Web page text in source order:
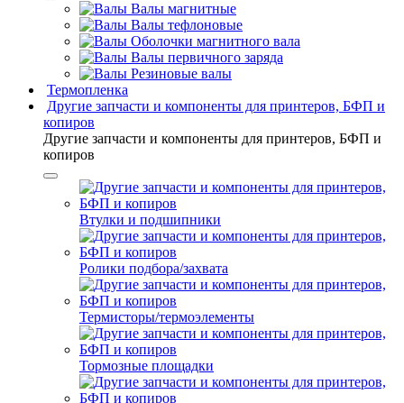
Валы магнитные
Валы тефлоновые
Оболочки магнитного вала
Валы первичного заряда
Резиновые валы
Термопленка
Другие запчасти и компоненты для принтеров, БФП и
копиров
Другие запчасти и компоненты для принтеров, БФП и
копиров
Втулки и подшипники
Ролики подбора/захвата
Термисторы/термоэлементы
Тормозные площадки